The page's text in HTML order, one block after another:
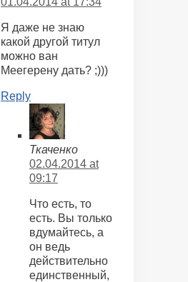
Я даже не знаю
какой другой титул
можно ван
Меегерену дать? ;)))
Reply
Ткаченко
02.04.2014 at
09:17
Что есть, то
есть. Вы только
вдумайтесь, а
он ведь
действительно
единственный,